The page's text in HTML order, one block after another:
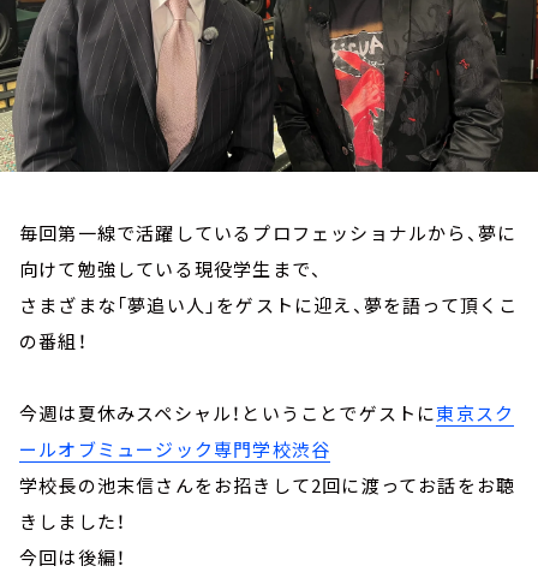
毎回第一線で活躍しているプロフェッショナルから、夢に
向けて勉強している現役学生まで、
さまざまな「夢追い人」をゲストに迎え、夢を語って頂くこ
の番組！
今週は夏休みスペシャル！ということでゲストに東京スク
ールオブミュージック専門学校渋谷
学校長の池末信さんをお招きして2回に渡ってお話をお聴
きしました！
今回は後編！